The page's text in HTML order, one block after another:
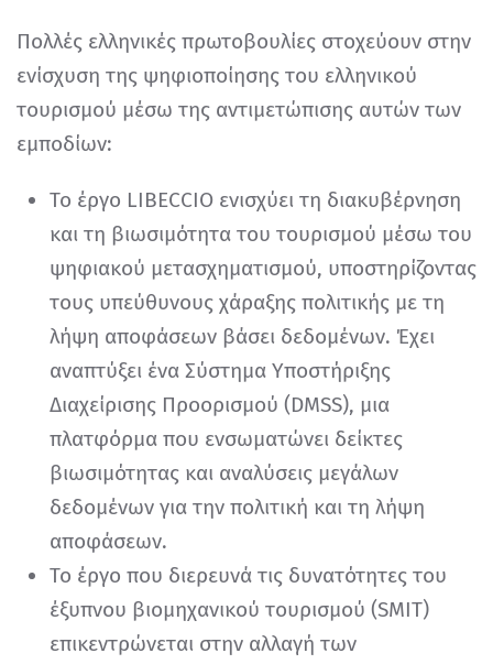
Πολλές ελληνικές πρωτοβουλίες στοχεύουν στην
ενίσχυση της ψηφιοποίησης του ελληνικού
τουρισμού μέσω της αντιμετώπισης αυτών των
εμποδίων:
Το έργο LIBECCIO ενισχύει τη διακυβέρνηση
και τη βιωσιμότητα του τουρισμού μέσω του
ψηφιακού μετασχηματισμού, υποστηρίζοντας
τους υπεύθυνους χάραξης πολιτικής με τη
λήψη αποφάσεων βάσει δεδομένων. Έχει
αναπτύξει ένα Σύστημα Υποστήριξης
Διαχείρισης Προορισμού (DMSS), μια
πλατφόρμα που ενσωματώνει δείκτες
βιωσιμότητας και αναλύσεις μεγάλων
δεδομένων για την πολιτική και τη λήψη
αποφάσεων.
Το έργο που διερευνά τις δυνατότητες του
έξυπνου βιομηχανικού τουρισμού (SMIT)
επικεντρώνεται στην αλλαγή των